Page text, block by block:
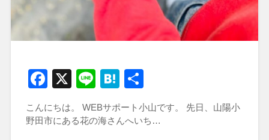
Facebook
X LineHatena
有
こんにちは。 WEBサポート小山です。 先日、山陽小
野田市にある花の海さんへいち…